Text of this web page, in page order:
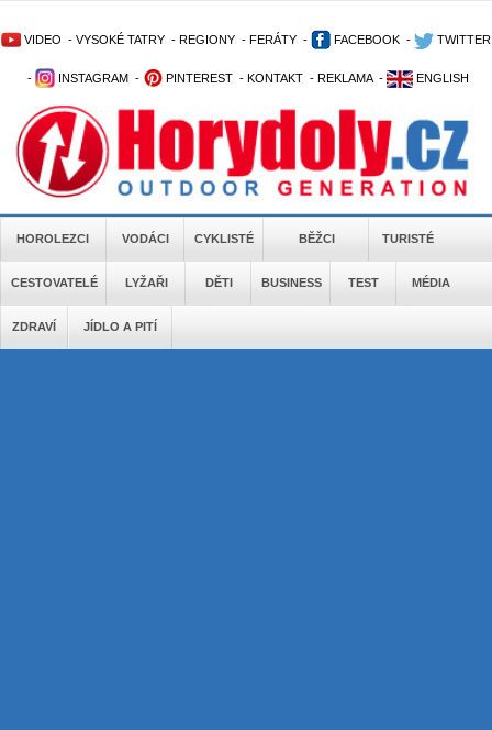
VIDEO - VYSOKÉ TATRY - REGIONY - FERÁTY - FACEBOOK - TWITTER
- INSTAGRAM - PINTEREST - KONTAKT - REKLAMA - ENGLISH
HOROLEZCI VODÁCI CYKLISTÉ BĚŽCI TURISTÉ
CESTOVATELÉ LYŽAŘI DĚTI BUSINESS TEST MÉDIA
ZDRAVÍ JÍDLO A PITÍ